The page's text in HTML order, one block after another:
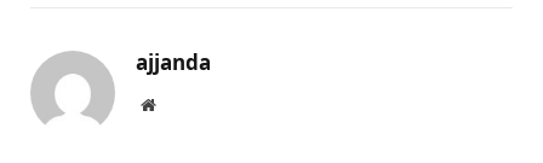
ajjanda
Website